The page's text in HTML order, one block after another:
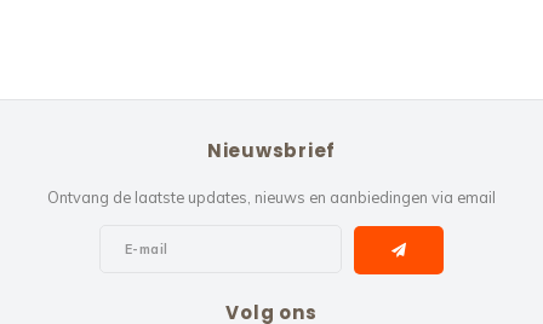
Nieuwsbrief
Ontvang de laatste updates, nieuws en aanbiedingen via email
Volg ons